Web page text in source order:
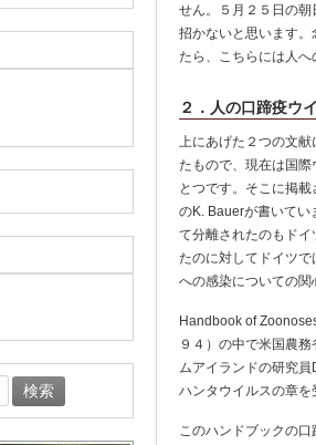
せん。５月２５日の
招かないと思います
たら、こちらには人
２．人の口蹄疫ウ
上にあげた２つの文
たもので、現在は国
とつです。そこに掲
のK. Bauerが書いてい
て分離されたのもド
たのに対してドイツ
への感染についての
Handbook of
９４）の中で米国農
ムアイランドの研究
ハンタウイルスの章
このハンドブックの